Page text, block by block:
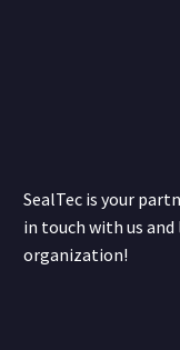
SealTec is your
in touch with us
organization!